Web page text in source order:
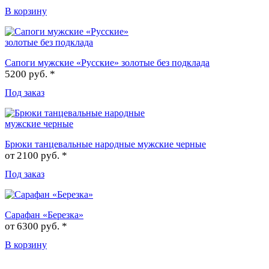
В корзину
Сапоги мужские «Русские» золотые без подклада
5200 руб. *
Под заказ
Брюки танцевальные народные мужские черные
от2100 руб. *
Под заказ
Сарафан «Березка»
от6300 руб. *
В корзину